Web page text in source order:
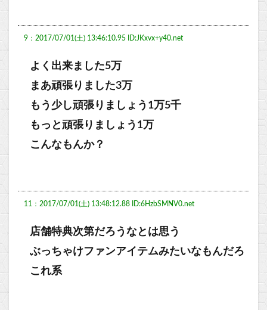
9：2017/07/01(土) 13:46:10.95 ID:JKxvx+y40.net
よく出来ました5万
まあ頑張りました3万
もう少し頑張りましょう1万5千
もっと頑張りましょう1万
こんなもんか？
11：2017/07/01(土) 13:48:12.88 ID:6HzbSMNV0.net
店舗特典次第だろうなとは思う
ぶっちゃけファンアイテムみたいなもんだろ
これ系